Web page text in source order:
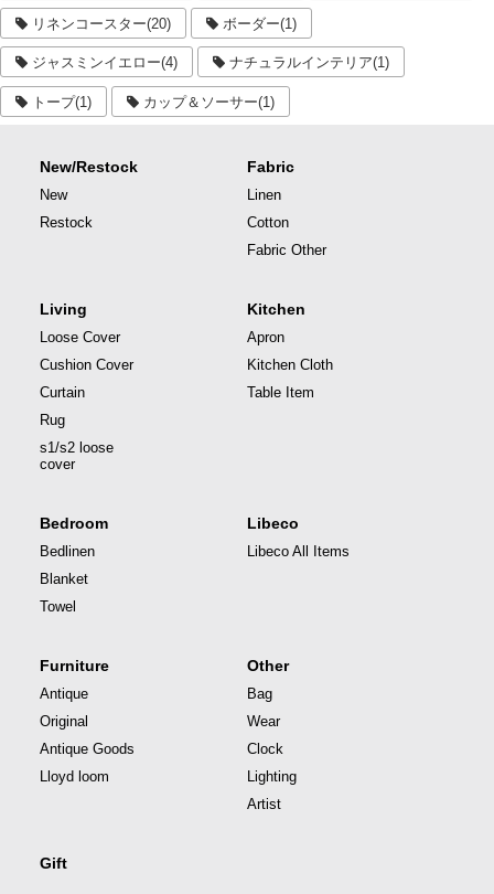
リネンコースター(20) ボーダー(1)
ジャスミンイエロー(4) ナチュラルインテリア(1)
トープ(1) カップ＆ソーサー(1)
New/Restock
New
Restock
Fabric
Linen
Cotton
Fabric Other
Living
Loose Cover
Cushion Cover
Curtain
Rug
s1/s2 loose
cover
Kitchen
Apron
Kitchen Cloth
Table Item
Bedroom
Bedlinen
Blanket
Towel
Libeco
Libeco All Items
Furniture
Antique
Original
Antique Goods
Lloyd loom
Other
Bag
Wear
Clock
Lighting
Artist
Gift